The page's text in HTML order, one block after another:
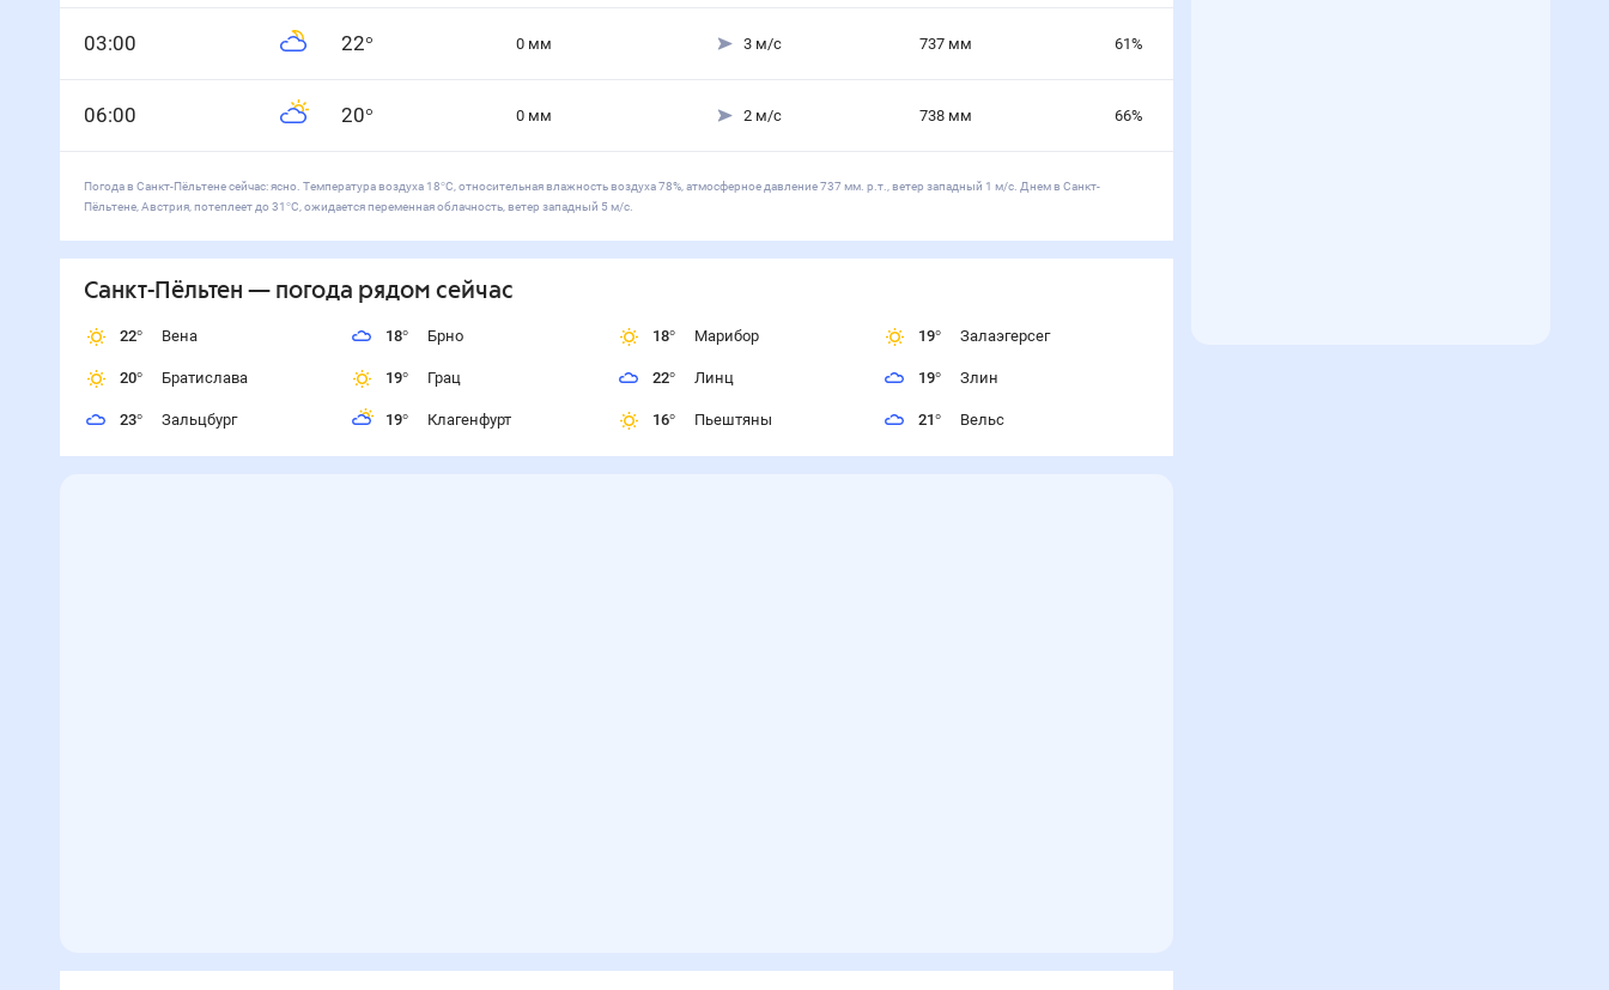
03:00 22° 0мм 3м/с 737мм 61%
06:00 20° 0мм 2м/с 738мм 66%
Погода в Санкт-Пёльтене сейчас: ясно. Температура воздуха 18°С, относительная влажность воздуха 78%, атмосферное давление 737 мм. р.т., ветер западный 1 м/с. Днем в Санкт-
Пёльтене, Австрия, потеплеет до 31°С, ожидается переменная облачность, ветер западный 5 м/с.
Санкт-Пёльтен — погода рядом сейчас
22° Вена
20° Братислава
23° Зальцбург
18° Брно
19° Грац
19° Клагенфурт
18° Марибор
22° Линц
16° Пьештяны
19° Залаэгерсег
19° Злин
21° Вельс